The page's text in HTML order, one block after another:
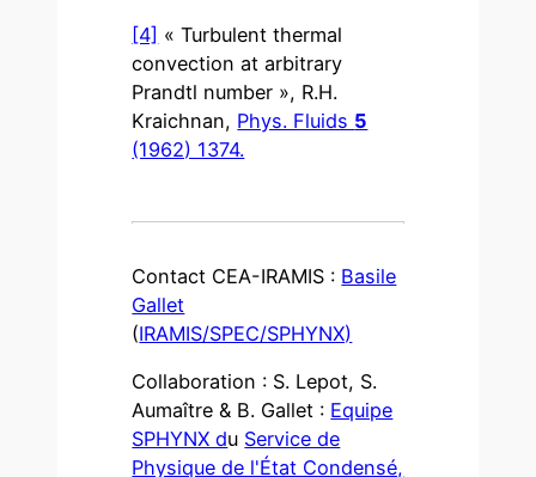
[4] « Turbulent thermal
convection at arbitrary
Prandtl number », R.H.
Kraichnan, Phys. Fluids 5
(1962) 1374.
Contact CEA-IRAMIS : Basile
Gallet
(IRAMIS/SPEC/SPHYNX)
Collaboration : S. Lepot, S.
Aumaître & B. Gallet : Equipe
SPHYNX du Service de
Physique de l'État Condensé,